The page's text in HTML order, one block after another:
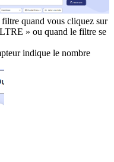
filtre quand vous cliquez sur
» ou quand le filtre se
indique le nombre